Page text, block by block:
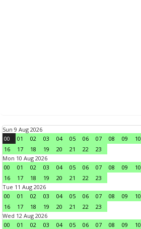
Sun 9 Aug 2026
00
01 02 03 04 05 06 07 08 09 10
16
17 18 19 20 21 22
23
Mon 10 Aug 2026
00
01 02 03 04 05 06 07 08 09 10
16
17 18 19 20 21 22
23
Tue 11 Aug 2026
00
01 02 03 04 05 06 07 08 09 10
16
17 18 19 20 21 22
23
Wed 12 Aug 2026
00
01 02 03 04 05 06 07 08 09 10